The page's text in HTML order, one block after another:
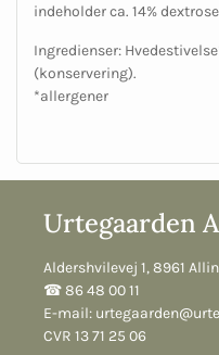
indeholder ca. 14%
Ingredienser:
(konservering).
*allergener
Urtegaarden
Aldershvilevej 1, 8961
☎︎ 86 48 00 11
E-mail:
CVR 13 71 25 06